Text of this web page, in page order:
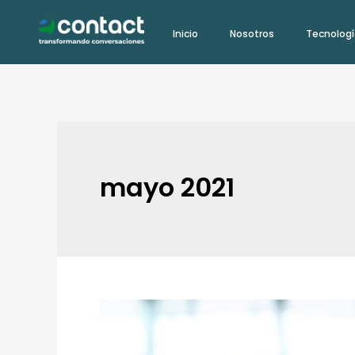
contenido
Inicio Nosotros
mayo 2021
¿Cómo